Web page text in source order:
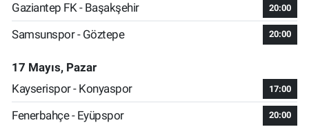
Gaziantep FK - Başakşehir 20:00
Samsunspor - Göztepe 20:00
17 Mayıs, Pazar
Kayserispor - Konyaspor
17:00
Fenerbahçe - Eyüpspor 20:00